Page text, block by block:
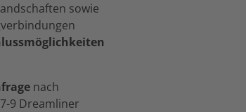
sowie
nach
9 Dreamliner